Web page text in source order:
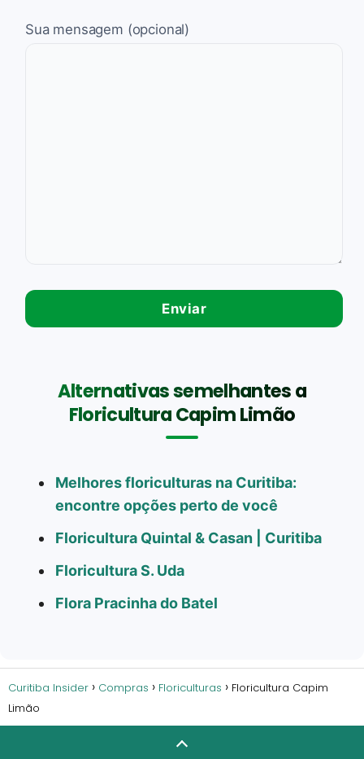
Sua mensagem (opcional)
Alternativas semelhantes a
Floricultura Capim Limão
Melhores floriculturas na Curitiba:
encontre opções perto de você
Floricultura Quintal & Casan | Curitiba
Floricultura S. Uda
Flora Pracinha do Batel
Curitiba Insider Compras Floriculturas
Floricultura Capim
Limão